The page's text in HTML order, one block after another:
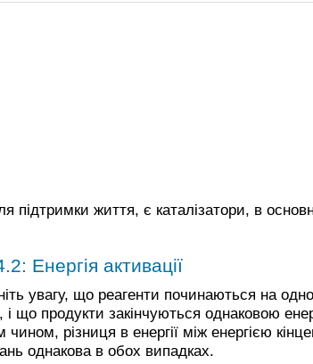
підтримки життя, є каталізатори, в
Енергія активації
увагу, що реагенти починаються на
і що продукти закінчуються однаковою
чином, різниця в енергії між енергією
однакова в обох випадках.